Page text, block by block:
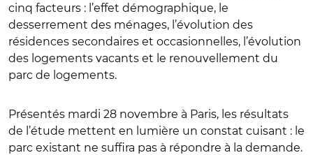
cinq facteurs : l’effet démographique, le
desserrement des ménages, l’évolution des
résidences secondaires et occasionnelles, l’évolution
des logements vacants et le renouvellement du
parc de logements.
Présentés mardi 28 novembre à Paris, les résultats
de l’étude mettent en lumière un constat cuisant : le
parc existant ne suffira pas à répondre à la demande.